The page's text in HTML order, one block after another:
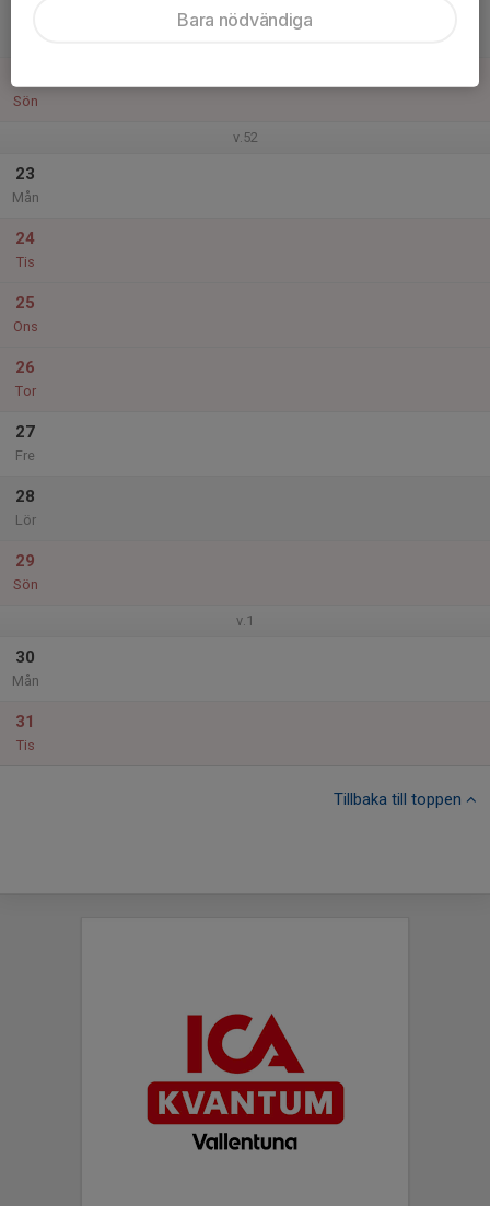
Sön
v.52
23
Mån
24
Tis
25
Ons
26
Tor
27
Fre
28
Lör
29
Sön
v.1
30
Mån
31
Tis
Tillbaka till toppen
Bara nödvändiga